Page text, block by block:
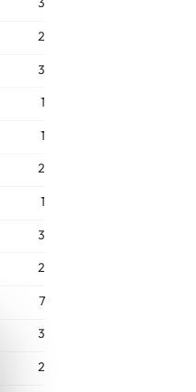
2
3
1
1
2
1
3
2
7
3
2